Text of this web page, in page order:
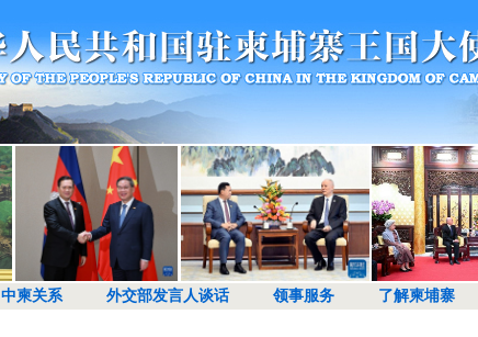
中柬关系 外交部发言人谈话 领事服务 了解柬埔寨